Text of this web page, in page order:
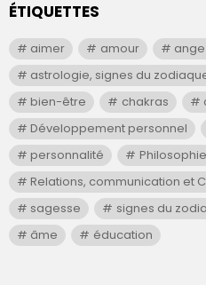
ÉTIQUETTES
aimer amour
astrologie, signes du
bien-être
chakras
Développement personnel
personnalité
Philosophie
Relations, communication et
sagesse
signes du
âme
éducation